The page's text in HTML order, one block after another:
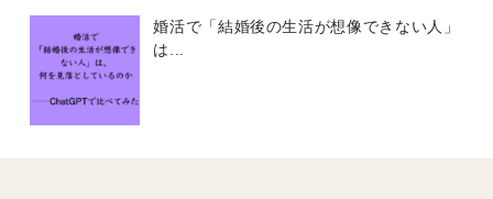
婚活で「結婚後の生活が想像できない人」
は...